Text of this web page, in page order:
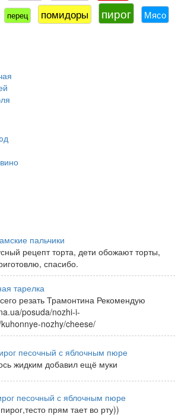
перец помидоры пирог
Мясо
пальчики
рецепт торта, дети обожают торты,
спасибо.
тарелка
резать Трамонтина Рекомендую
posuda/nozhi-i-
nozhy/cheese/
песочный с яблочным пюре
жидким добавил ещё муки
песочный с яблочным пюре
прям тает во рту))